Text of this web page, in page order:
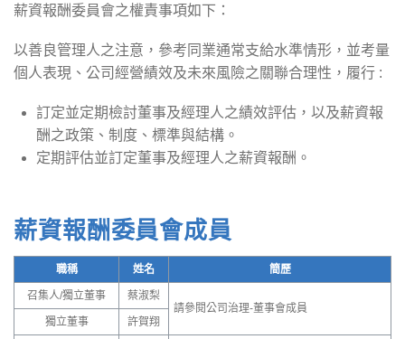
薪資報酬委員會之權責事項如下：
以善良管理人之注意，參考同業通常支給水準情形，並考量
個人表現、公司經營績效及未來風險之關聯合理性，履行 :
訂定並定期檢討董事及經理人之績效評估，以及薪資報
酬之政策、制度、標準與結構。
定期評估並訂定董事及經理人之薪資報酬。
薪資報酬委員會成員
職稱 姓名 簡歷
召集人/獨立董事
蔡淑梨
請參閱公司治理-董事會成員
獨立董事
許賀翔